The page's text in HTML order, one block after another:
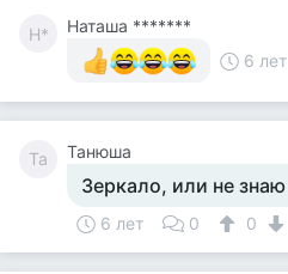
Н*
Наташа *******
6 лет
Та Танюша
Зеркало, или не знаю
6 лет 0 0